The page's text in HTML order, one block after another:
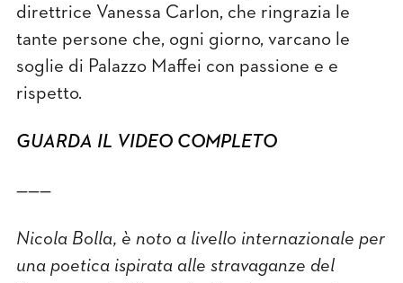
direttrice Vanessa Carlon, che ringrazia le
tante persone che, ogni giorno, varcano le
soglie di Palazzo Maffei con passione e e
rispetto.
GUARDA IL VIDEO COMPLETO
———
Nicola Bolla, è noto a livello internazionale per
una poetica ispirata alle stravaganze del